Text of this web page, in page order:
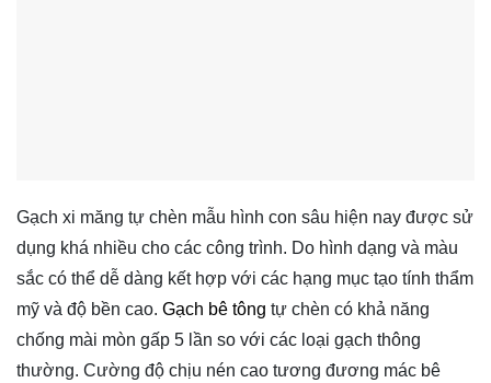
Gạch xi măng tự chèn mẫu hình con sâu hiện nay được sử
dụng khá nhiều cho các công trình. Do hình dạng và màu
sắc có thể dễ dàng kết hợp với các hạng mục tạo tính thẩm
mỹ và độ bền cao. Gạch bê tông tự chèn có khả năng
chống mài mòn gấp 5 lần so với các loại gạch thông
thường. Cường độ chịu nén cao tương đương mác bê